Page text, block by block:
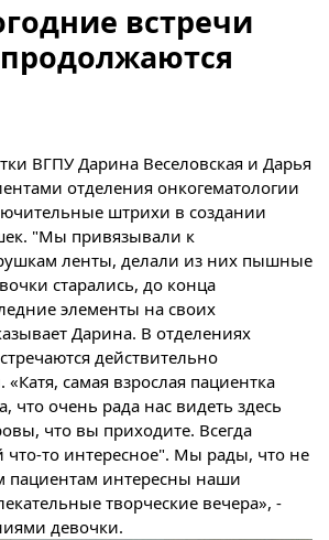
встречи
ВГПУ Дарина Веселовская и Дарья
отделения онкогематологии
штрихи в создании
"Мы привязывали к
ленты, делали из них пышные
старались, до конца
элементы на своих
Дарина. В отделениях
действительно
самая взрослая пациентка
что очень рада нас видеть здесь
что вы приходите. Всегда
что-то интересное". Мы рады, что не
пациентам интересны наши
творческие вечера», -
девочки.